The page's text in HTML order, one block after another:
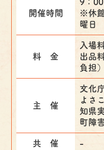
開催時間
9：
※休
曜日
料 金
入場
出品
負担）
主 催
文化
よさ
知県
町障
共 催 -